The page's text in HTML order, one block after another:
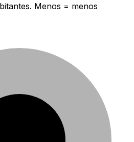
Menos = menos